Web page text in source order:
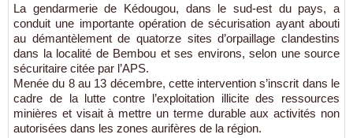
La gendarmerie de Kédougou, dans le sud-est du pays, a
conduit une importante opération de sécurisation ayant abouti
au démantèlement de quatorze sites d’orpaillage clandestins
dans la localité de Bembou et ses environs, selon une source
sécuritaire citée par l’APS.
Menée du 8 au 13 décembre, cette intervention s’inscrit dans le
cadre de la lutte contre l’exploitation illicite des ressources
minières et visait à mettre un terme durable aux activités non
autorisées dans les zones aurifères de la région.